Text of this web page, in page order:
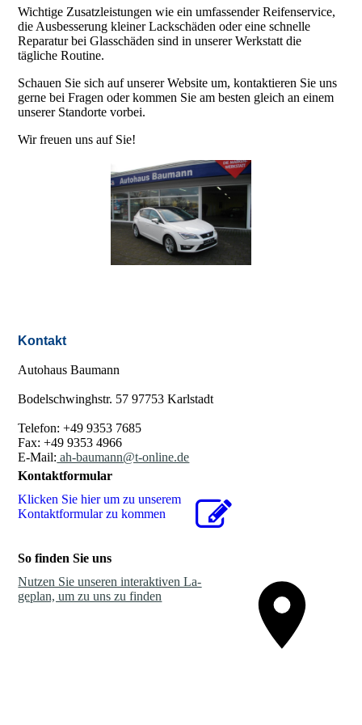
Wichtige Zusatzleistungen wie ein umfassender Reifenservice,
die Ausbesserung kleiner Lackschäden oder eine schnelle
Reparatur bei Glasschäden sind in unserer Werkstatt die
tägliche Routine.
Schauen Sie sich auf unserer Website um, kontaktieren Sie uns
gerne bei Fragen oder kommen Sie am besten gleich an einem
unserer Standorte vorbei.
Wir freuen uns auf Sie!
Kontakt
Autohaus Baumann
Bodelschwinghstr. 57 97753 Karlstadt
Telefon: +49 9353 7685
Fax: +49 9353 4966
E-Mail: ah-baumann@t-online.de
Kontaktformular
Klicken Sie hier um zu unserem
Kon­takt­for­mu­lar zu kommen
So finden Sie uns
Nutzen Sie unseren interaktiven La­
ge­plan, um zu uns zu finden